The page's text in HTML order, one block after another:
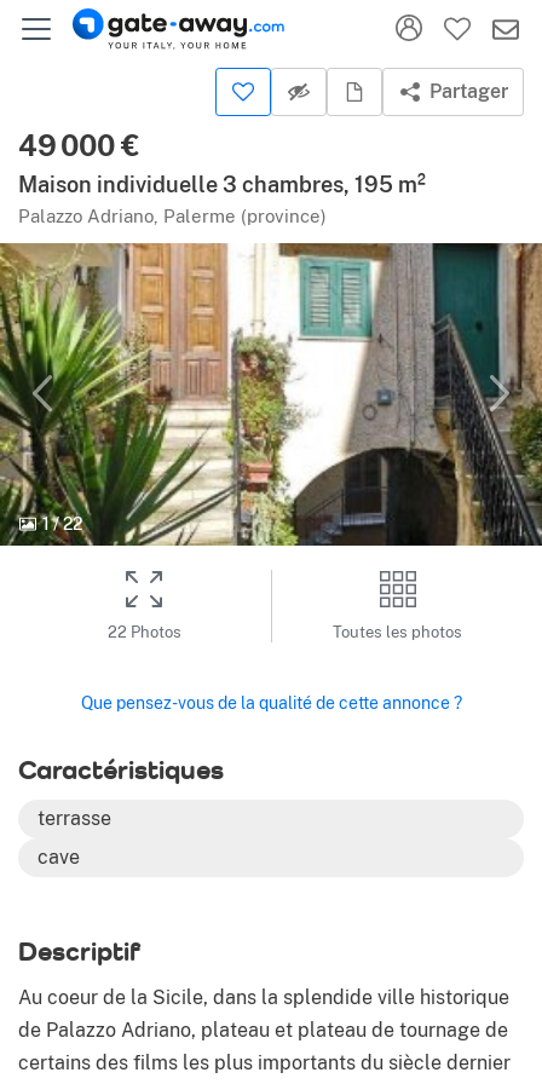
Partager
49 000 €
Maison individuelle 3 chambres, 195 m²
Palazzo Adriano, Palerme (province)
1/22
22 Photos Toutes les photos
Que pensez-vous de la qualité de cette annonce ?
Caractéristiques
terrasse
cave
Descriptif
Au coeur de la Sicile, dans la splendide ville historique
de Palazzo Adriano, plateau et plateau de tournage de
certains des films les plus importants du siècle dernier